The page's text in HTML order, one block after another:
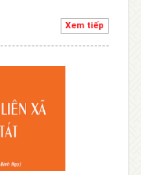
Xem tiếp